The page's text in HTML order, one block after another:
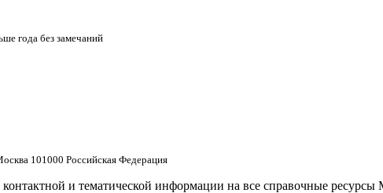
года без замечаний
101000 Российская Федерация
и тематической информации на все справочные